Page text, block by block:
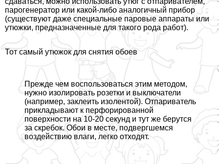
парогенератор или какой-либо аналогичный прибор
(существуют даже специальные паровые аппараты или
утюжки, предназначенные для такого рода работ).
Тот самый утюжок для снятия обоев
Прежде чем воспользоваться этим методом,
нужно изолировать розетки и выключатели
(например, заклеить изолентой). Отпариватель
прикладывают к перфорированной
поверхности на 10-20 секунд и тут же берутся
за скребок. Обои в месте, подвергшемся
воздействию влаги, легко отходят.